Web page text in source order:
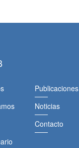
Publicaciones
Noticias
Contacto